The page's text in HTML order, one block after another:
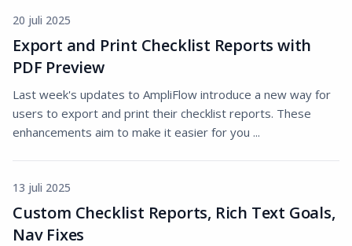
20 juli 2025
Export and Print Checklist Reports with
PDF Preview
Last week's updates to AmpliFlow introduce a new way for
users to export and print their checklist reports. These
enhancements aim to make it easier for you ...
13 juli 2025
Custom Checklist Reports, Rich Text Goals,
Nav Fixes